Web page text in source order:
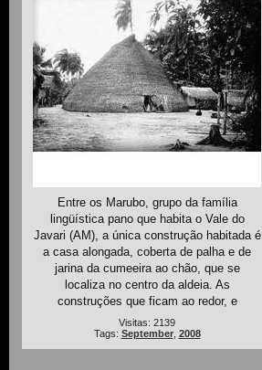
Entre os Marubo, grupo da família
lingüística pano que habita o Vale do
Javari (AM), a única construção habitada é
a casa alongada, coberta de palha e de
jarina da cumeeira ao chão, que se
localiza no centro da aldeia. As
construções que ficam ao redor, e
Visitas: 2139
Tags: September, 2008